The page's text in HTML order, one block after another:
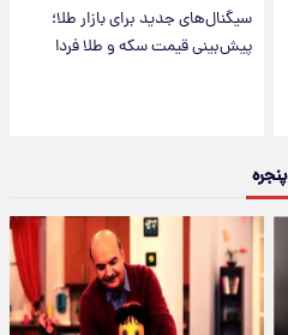
سیگنال‌های جدید برای بازار طلا؛
پیش‌بینی قیمت سکه و طلا فردا
پنجره